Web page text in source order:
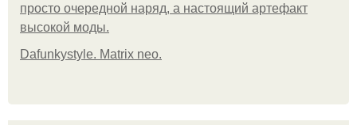
просто очередной наряд, а настоящий артефакт
высокой моды.
Dafunkystyle. Matrix neo.